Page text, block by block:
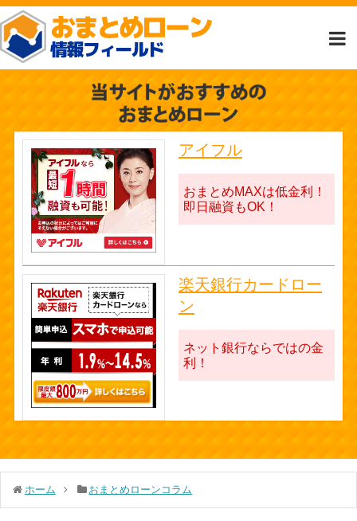
アイフル
おまとめMAXは低金利！
即日融資もOK！
楽天銀行カードロー
ン
ネット銀行ならではの金
利！
ホーム おまとめローンコラム